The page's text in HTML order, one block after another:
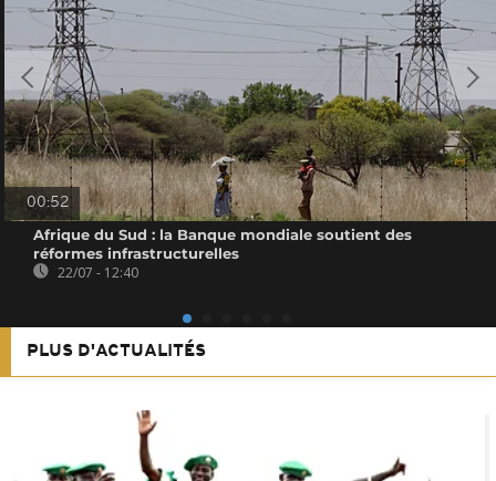
00:52
Afrique du Sud : la Banque mondiale soutient des
réformes infrastructurelles
22/07 - 12:40
PLUS D'ACTUALITÉS